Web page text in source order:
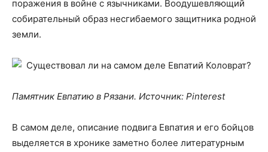
поражения в войне с язычниками. Воодушевляющий
собирательный образ несгибаемого защитника родной
земли.
Памятник Евпатию в Рязани. Источник: Pinterest
В самом деле, описание подвига Евпатия и его бойцов
выделяется в хронике заметно более литературным